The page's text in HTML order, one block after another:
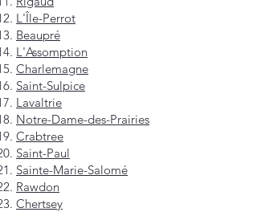
L'Île-Perrot
Beaupré
L'Assomption
Charlemagne
Saint-Sulpice
Lavaltrie
Notre-Dame-des-Prairies
Crabtree
Saint-Paul
Sainte-Marie-Salomé
Rawdon
Chertsey